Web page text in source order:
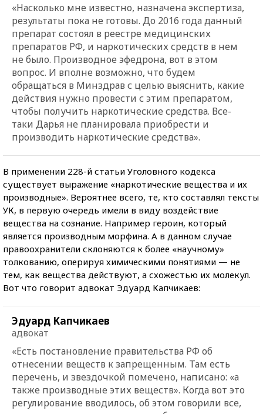
«Насколько мне известно, назначена экспертиза,
результаты пока не готовы. До 2016 года данный
препарат состоял в реестре медицинских
препаратов РФ, и наркотических средств в нем
не было. Производное эфедрона, вот в этом
вопрос. И вполне возможно, что будем
обращаться в Минздрав с целью выяснить, какие
действия нужно провести с этим препаратом,
чтобы получить наркотические средства. Все-
таки Дарья не планировала приобрести и
производить наркотические средства».
В применении 228-й статьи Уголовного кодекса
существует выражение «наркотические вещества и их
производные». Вероятнее всего, те, кто составлял тексты
УК, в первую очередь имели в виду воздействие
вещества на сознание. Например героин, который
является производным морфина. А в данном случае
правоохранители склоняются к более «научному»
толкованию, оперируя химическими понятиями — не
тем, как вещества действуют, а схожестью их молекул.
Вот что говорит адвокат Эдуард Капчикаев:
Эдуард Капчикаев
адвокат
«Есть постановление правительства РФ об
отнесении веществ к запрещенным. Там есть
перечень, и звездочкой помечено, написано: «а
также производные этих веществ». Когда вот это
регулирование вводилось, об этом говорили все,